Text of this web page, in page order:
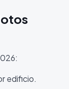
edificio.